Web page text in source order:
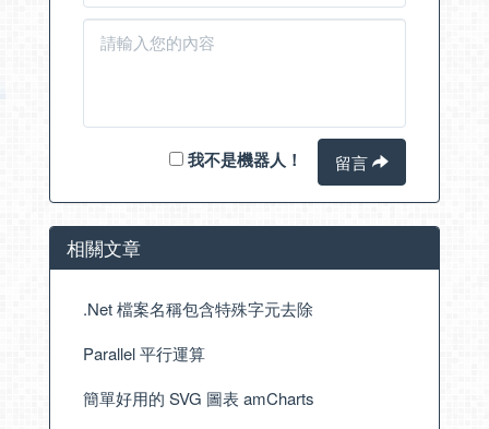
我不是機器人！ 留言
相關文章
.Net 檔案名稱包含特殊字元去除
Parallel 平行運算
簡單好用的 SVG 圖表 amCharts